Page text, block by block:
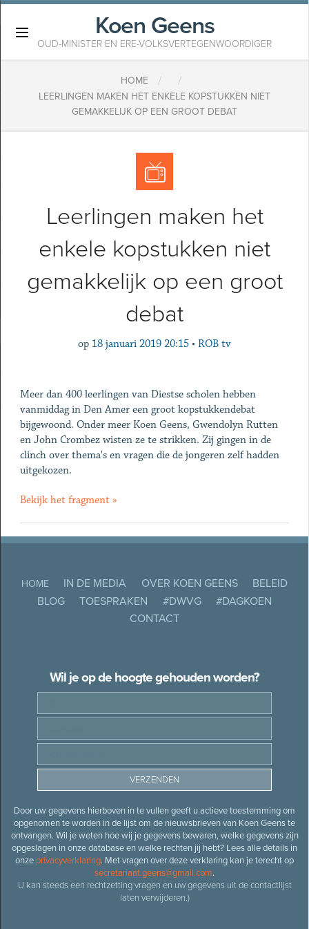
Koen Geens
OUD-MINISTER EN ERE-VOLKSVERTEGENWOORDIGER
HOME / /
LEERLINGEN MAKEN HET ENKELE KOPSTUKKEN NIET
GEMAKKELIJK OP EEN GROOT DEBAT
Leerlingen maken het
enkele kopstukken niet
gemakkelijk op een groot
debat
op 18 januari 2019 20:15 • ROB tv
Meer dan 400 leerlingen van Diestse scholen hebben
vanmiddag in Den Amer een groot kopstukkendebat
bijgewoond. Onder meer Koen Geens, Gwendolyn Rutten
en John Crombez wisten ze te strikken. Zij gingen in de
clinch over thema's en vragen die de jongeren zelf hadden
uitgekozen.
Bekijk het fragment »
HOME IN DE MEDIA OVER KOEN GEENS
BELEID
BLOG
TOESPRAKEN #DWVG
#DAGKOEN
CONTACT
Wil je op de hoogte gehouden worden?
Door uw gegevens hierboven in te vullen geeft u actieve toestemming om
opgenomen te worden in de lijst om de nieuwsbrieven van Koen Geens te
ontvangen. Wil je weten hoe wij je gegevens bewaren, welke gegevens zijn
opgeslagen in onze database en welke rechten jij hebt? Lees alle details in
onze privacyverklaring. Met vragen over deze verklaring kan je terecht op
secretariaat.geens@gmail.com.
U kan steeds een rechtzetting vragen en uw gegevens uit de contactlijst
laten verwijderen.)